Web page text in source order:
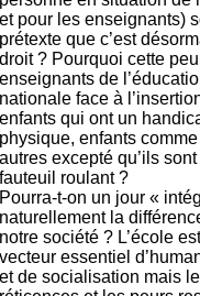
et pour les enseignants)
prétexte que c’est
droit ? Pourquoi cette
enseignants de
nationale face à
enfants qui ont un
physique, enfants
autres excepté qu’ils
fauteuil roulant ?
Pourra-t-on un jour «
naturellement la
notre société ? L’école
vecteur essentiel
et de socialisation mais
ô
n
e
-
A
l
p
e
s
C
e
n
t
r
e